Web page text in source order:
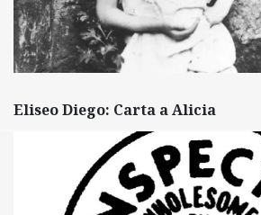
Eliseo Diego: Carta a Alicia